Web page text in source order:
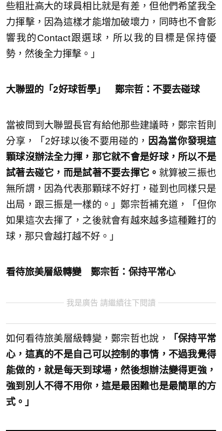
些粗壯高大的球員相比就是有差，但他們希望我全
力揮擊，因為這樣才能增加破壞力，同時也不會影
響我的Contact跟選球，所以我的目標是保持優
勢，然後全力揮擊。」
大聯盟的「2好球哲學」 鄭宗哲：不要去碰球
當被問到大聯盟長官有給他那些建議時，鄭宗哲則
分享，「2好球以後不要用碰的， 因為當你發現這
顆球沒辦法全力揮，那它就不會是好球，所以不是
試著去碰它，而是試著不要去揮它。 就算被三振也
無所謂，因為代表那顆球不好打，碰到也同樣只是
出局，跟三振是一樣的。」鄭宗哲補充道，「但你
如果這次去揮了，之後就會有越來越多這種難打的
球，那只會越打越不好。」
看待旅美層級轉變 鄭宗哲：保持平常心
我是廣告 請繼續往下閱讀
如何看待旅美層級轉變，鄭宗哲也說，
「保持平常
心，這真的不是自己可以控制的事情，不過我覺得
能做的，就是每天到球場，然後想辦法變得更強，
強到別人不得不用你，這是最困難也是最簡單的方
式。」